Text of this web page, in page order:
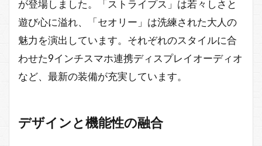
が登場しました。「ストライプス」は若々しさと
遊び心に溢れ、「セオリー」は洗練された大人の
魅力を演出しています。それぞれのスタイルに合
わせた9インチスマホ連携ディスプレイオーディオ
など、最新の装備が充実しています。
デザインと機能性の融合